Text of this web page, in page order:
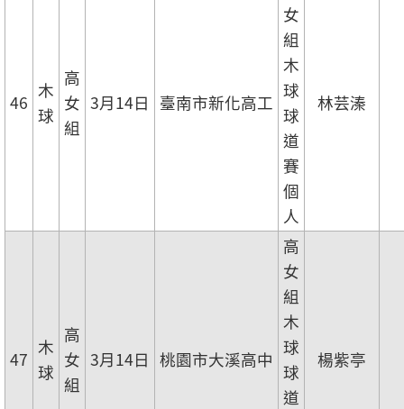
46
木
球
高
女
組
3月14日 臺南市新化高工
女
組
木
球
球
道
賽
個
人
林芸溱
47
木
球
高
女
組
3月14日 桃園市大溪高中
高
女
組
木
球
球
道
楊紫亭